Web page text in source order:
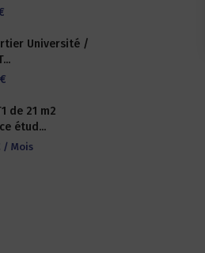
Université /
de 21 m2
étud...
/ Mois